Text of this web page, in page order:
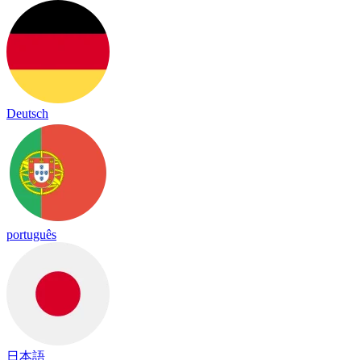
Deutsch
português
日本語